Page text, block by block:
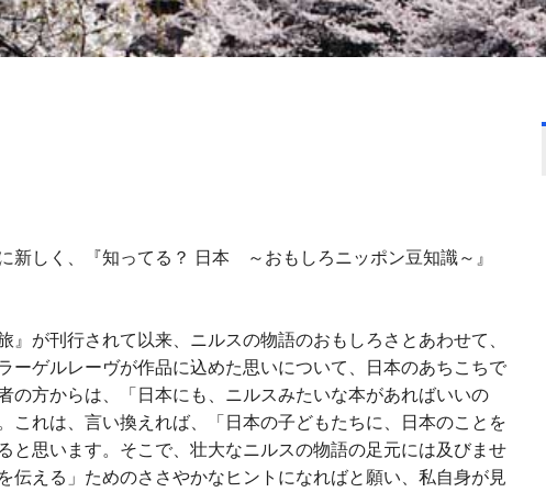
新しく、『知ってる？ 日本 ～おもしろニッポン豆知識～』
が刊行されて以来、ニルスの物語のおもしろさとあわせて、
ーゲルレーヴが作品に込めた思いについて、日本のあちこちで
の方からは、「日本にも、ニルスみたいな本があればいいの
これは、言い換えれば、「日本の子どもたちに、日本のことを
と思います。そこで、壮大なニルスの物語の足元には及びませ
伝える」ためのささやかなヒントになればと願い、私自身が見